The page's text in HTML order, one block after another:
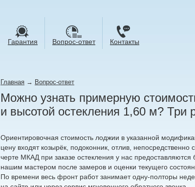
Гарантия Вопрос-ответ Контакты
Главная → Вопрос-ответ
Можно узнать примерную
и высотой остекления 1,60 м? Три
Ориентировочная стоимость лоджии в указанной
цену входят козырёк, подоконник, отлив,
черте МКАД при заказе остекления у нас предоставляются
нашим мастером после замеров и оценки текущего
По времени весь фронт работ занимает одну-полторы